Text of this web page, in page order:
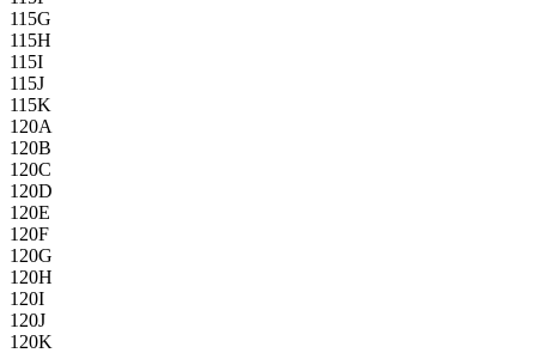
115G
115H
115I
115J
115K
120A
120B
120C
120D
120E
120F
120G
120H
120I
120J
120K